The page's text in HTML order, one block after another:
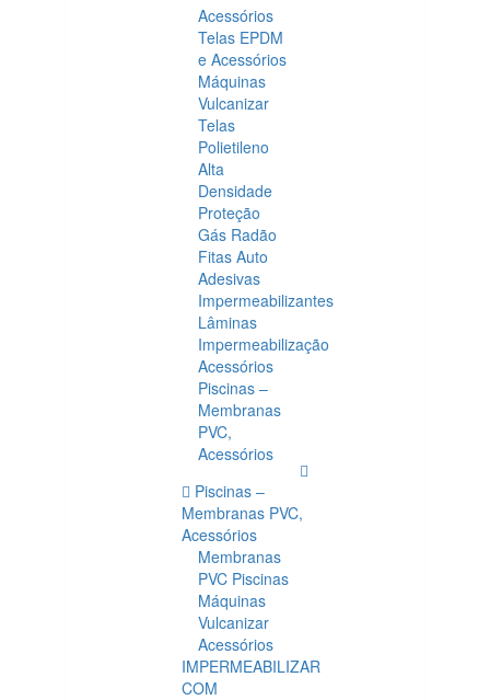
Acessórios
Telas EPDM
e Acessórios
Máquinas
Vulcanizar
Telas
Polietileno
Alta
Densidade
Proteção
Gás Radão
Fitas Auto
Adesivas
Impermeabilizantes
Lâminas
Impermeabilização
Acessórios
Piscinas –
Membranas
PVC,
Acessórios
Piscinas –
Membranas PVC,
Acessórios
Membranas
PVC Piscinas
Máquinas
Vulcanizar
Acessórios
IMPERMEABILIZAR
COM